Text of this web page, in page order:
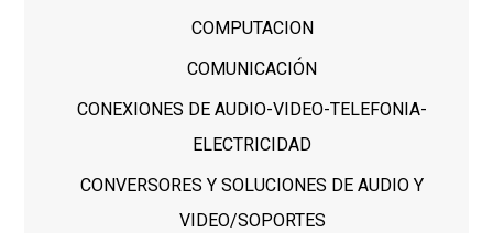
COMPUTACION
COMUNICACIÓN
CONEXIONES DE AUDIO-VIDEO-TELEFONIA-
ELECTRICIDAD
CONVERSORES Y SOLUCIONES DE AUDIO Y
VIDEO/SOPORTES